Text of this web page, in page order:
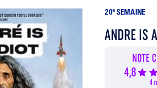
20eSEMAINE
ANDRE IS
NOTE
4,8
4